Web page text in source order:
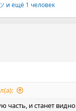
и ещё 1 человек
часть, и станет видно